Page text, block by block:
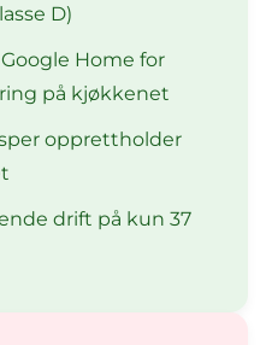
D)
Home for
på kjøkkenet
opprettholder
drift på kun 37